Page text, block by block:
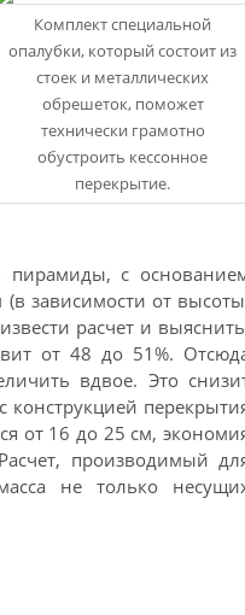
Комплект специальной
опалубки, который состоит из
стоек и металлических
обрешеток, поможет
технически грамотно
обустроить кессонное
перекрытие.
с
зависимости от
расчет и
от 48 до 51%.
вдвое. Это
от 16 до 25 см,
производимый
не только